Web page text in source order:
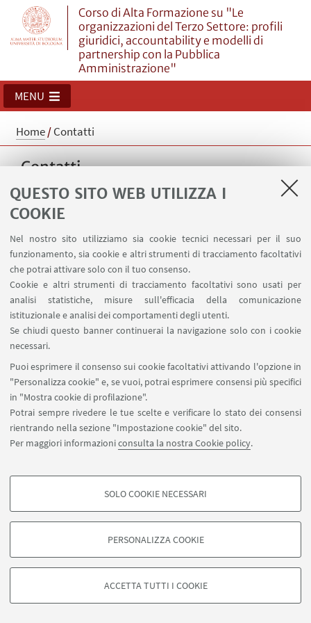
QUESTO SITO WEB UTILIZZA I
COOKIE
Nel nostro sito utilizziamo sia cookie tecnici necessari per il suo
funzionamento, sia cookie e altri strumenti di tracciamento facoltativi
che potrai attivare solo con il tuo consenso.
Cookie e altri strumenti di tracciamento facoltativi sono usati per
analisi statistiche, misure sull'efficacia della comunicazione
istituzionale e analisi dei comportamenti degli utenti.
Se chiudi questo banner continuerai la navigazione solo con i cookie
necessari.
Puoi esprimere il consenso sui cookie facoltativi attivando l'opzione in
"Personalizza cookie" e, se vuoi, potrai esprimere consensi più specifici
in "Mostra cookie di profilazione".
Potrai sempre rivedere le tue scelte e verificare lo stato dei consensi
rientrando nella sezione "Impostazione cookie" del sito.
Per maggiori informazioniconsulta la nostra Cookie policy.
COOKIE DI PROFILAZIONE - FACOLTATIVI
degli utenti, creare profili in base al loro comportamento sul sito, per analisi
di marketing.
Google/Youtube Video
SOLO COOKIE NECESSARI
PERSONALIZZA COOKIE
ACCETTA TUTTI I COOKIE
Corso di Alta Formazione su "Le
organizzazioni del Terzo Settore: profili
giuridici, accountability e modelli di
partnership con la Pubblica
Amministrazione"
MENU
Home/Contatti
Contatti
Angelo Francini
Tutor del Corso
3404155468
Scrivi una mail
©Copyright 2026 - ALMA MATER STUDIORUM - Università di
Privacy- Note legali-Impostazioni Cookie